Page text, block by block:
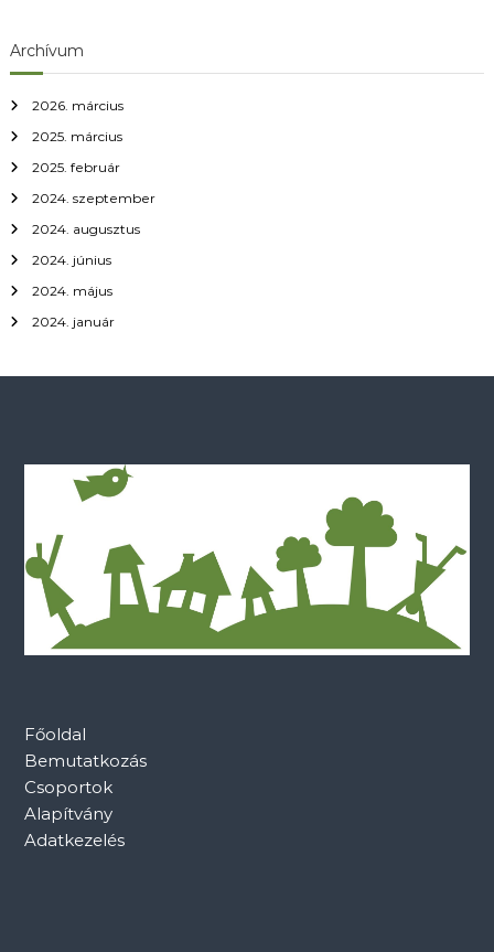
s
n
a
v
i
g
Archívum
2026. március
2025. március
2025. február
2024. szeptember
2024. augusztus
2024. június
2024. május
2024. január
Főoldal
Bemutatkozás
Csoportok
Alapítvány
Adatkezelés